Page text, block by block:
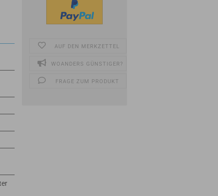
AUF DEN MERKZETTEL
WOANDERS GÜNSTIGER?
FRAGE ZUM PRODUKT